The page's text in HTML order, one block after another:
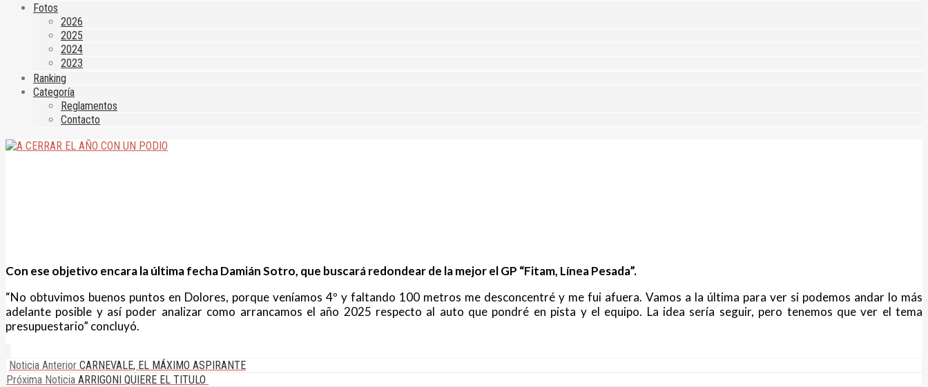
Fotos
2026
2025
2024
2023
Ranking
Categoría
Reglamentos
Contacto
Con ese objetivo encara la última fecha Damián Sotro, que buscará redondear de la mejor el GP “Fitam, Línea Pesada”.
“No obtuvimos buenos puntos en Dolores, porque veníamos 4º y faltando 100 metros me desconcentré y me fui afuera. Vamos a la última para ver si podemos andar lo más
adelante posible y así poder analizar como arrancamos el año 2025 respecto al auto que pondré en pista y el equipo. La idea sería seguir, pero tenemos que ver el tema
presupuestario” concluyó.
Noticia Anterior CARNEVALE, EL MÁXIMO ASPIRANTE
Próxima Noticia ARRIGONI QUIERE EL TITULO